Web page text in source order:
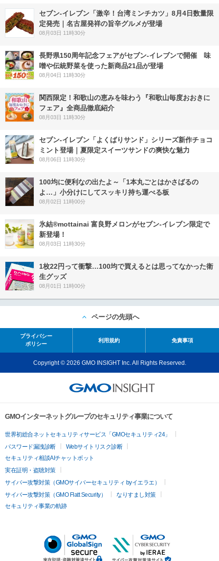
セブン-イレブン「激辛！台湾ミンチカツ」8月4日数量限
定発売｜名古屋発祥の旨辛グルメが登場
08月03日 11時30分
長野県150周年記念フェアがセブン-イレブンで開催 味
噌や伝統野菜を使った新商品21品が登場
08月04日 11時30分
関西限定！和歌山の恵みを味わう『和歌山毎度おおきに
フェア』全商品徹底紹介
08月03日 11時30分
セブン‐イレブン「よくばりサンド」シリーズ新作チョコ
ミント登場｜夏限定スイーツサンドの爽快な魅力
08月06日 11時30分
100均に便利なの出たよ～「1本丸ごとはかさばるの
よ…」小分けにしてスッキリ持ち運べる板
08月02日 11時00分
氷結®mottainai 富良野メロンがセブン‐イレブン限定で
新登場！
08月03日 11時30分
1枚22円って衝撃…100均で買えるとは思ってなかった衛
生グッズ
08月01日 11時00分
ページの先頭へ
プライバシー
ポリシー
利用規約 免責事項
Copyright © 2026 GMO INSIGHT Inc. All Rights Reserved.
GMOインターネットグループのセキュリティ事業について
世界初総合ネットセキュリティサービス「GMOセキュリティ24」
パスワード漏洩診断
Webサイトリスク診断
セキュリティ相談AIチャットボット
実在証明・盗聴対策
サイバー攻撃対策（GMOサイバーセキュリティ byイエラエ）
サイバー攻撃対策（GMO Flatt Security）
なりすまし対策
セキュリティ事業の軌跡